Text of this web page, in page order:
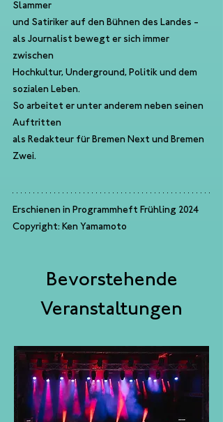
Slammer
und Satiriker auf den Bühnen des Landes -
als Journalist bewegt er sich immer
zwischen
Hochkultur, Underground, Politik und dem
sozialen Leben.
So arbeitet er unter anderem neben seinen
Auftritten
als Redakteur für Bremen Next und Bremen
Zwei.
Erschienen in Programmheft Frühling 2024
Copyright: Ken Yamamoto
Bevorstehende
Veranstaltungen